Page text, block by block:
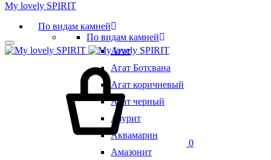
Мy lovely SPIRIT
По видам камней
По видам камней
Агат
Агат Ботсвана
Агат коричневый
Агат черный
Азурит
Аквамарин
Амазонит
0